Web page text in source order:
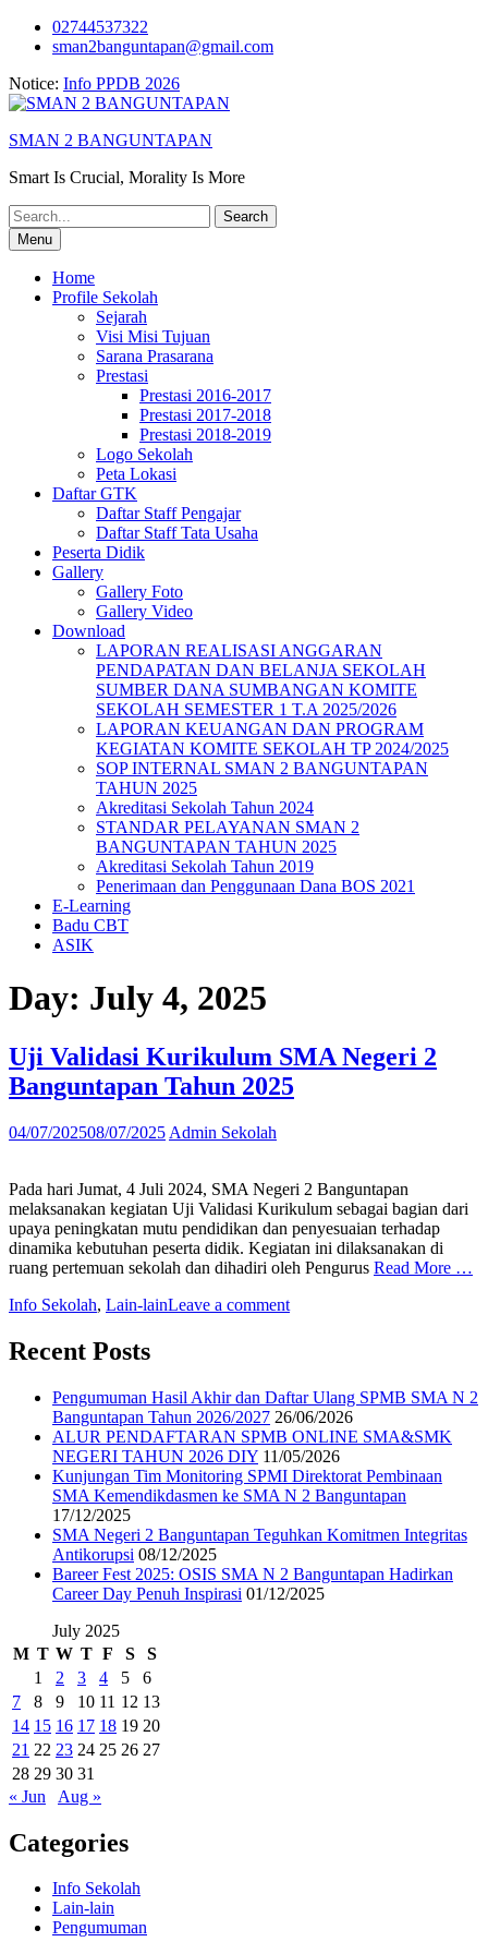
Skip
02744537322
sman2banguntapan@gmail.com
Notice: Info PPDB 2026
SMAN 2 BANGUNTAPAN
Smart Is Crucial, Morality Is More
Search
for:Menu
Home
Profile Sekolah
Sejarah
Visi Misi Tujuan
Sarana Prasarana
Prestasi
Prestasi 2016-2017
Prestasi 2017-2018
Prestasi 2018-2019
Logo Sekolah
Peta Lokasi
Daftar GTK
Daftar Staff Pengajar
Daftar Staff Tata Usaha
Peserta Didik
Gallery
Gallery Foto
Gallery Video
Download
LAPORAN REALISASI ANGGARAN
PENDAPATAN DAN BELANJA SEKOLAH
SUMBER DANA SUMBANGAN KOMITE
SEKOLAH SEMESTER 1 T.A 2025/2026
LAPORAN KEUANGAN DAN PROGRAM
KEGIATAN KOMITE SEKOLAH TP 2024/2025
SOP INTERNAL SMAN 2 BANGUNTAPAN
TAHUN 2025
Akreditasi Sekolah Tahun 2024
STANDAR PELAYANAN SMAN 2
BANGUNTAPAN TAHUN 2025
Akreditasi Sekolah Tahun 2019
Penerimaan dan Penggunaan Dana BOS 2021
E-Learning
Badu CBT
ASIK
Day: July 4, 2025
Uji Validasi Kurikulum SMA Negeri 2
Banguntapan Tahun 2025
04/07/202508/07/2025 Admin Sekolah
Pada hari Jumat, 4 Juli 2024, SMA Negeri 2 Banguntapan
melaksanakan kegiatan Uji Validasi Kurikulum sebagai bagian dari
upaya peningkatan mutu pendidikan dan penyesuaian terhadap
dinamika kebutuhan peserta didik. Kegiatan ini dilaksanakan di
ruang pertemuan sekolah dan dihadiri oleh Pengurus Read More …
Info Sekolah, Lain-lainLeave a comment
Recent Posts
Pengumuman Hasil Akhir dan Daftar Ulang SPMB SMA N 2
Banguntapan Tahun 2026/2027 26/06/2026
ALUR PENDAFTARAN SPMB ONLINE SMA&SMK
NEGERI TAHUN 2026 DIY 11/05/2026
Kunjungan Tim Monitoring SPMI Direktorat Pembinaan
SMA Kemendikdasmen ke SMA N 2 Banguntapan
17/12/2025
SMA Negeri 2 Banguntapan Teguhkan Komitmen Integritas
Antikorupsi 08/12/2025
Bareer Fest 2025: OSIS SMA N 2 Banguntapan Hadirkan
Career Day Penuh Inspirasi 01/12/2025
July 2025
M T W T F S
S
1
2 3 4 5
6
7
8 9 10 11 12 13
14 15 16 17 18 19 20
21 22 23 24 25 26 27
28 29 30 31
« Jun
Aug »
Categories
Info Sekolah
Lain-lain
Pengumuman